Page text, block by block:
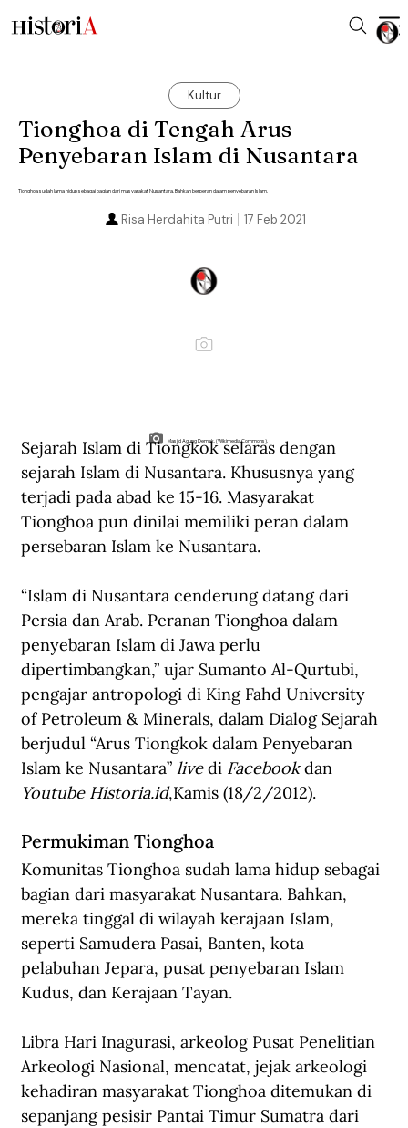
Kultur
Tionghoa di Tengah Arus
Penyebaran Islam di Nusantara
Tionghoa sudah lama hidup sebagai bagian dari masyarakat Nusantara. Bahkan berperan dalam penyebaran Islam.
17 Feb 2021
Risa Herdahita Putri
Masjid Agung Demak. (Wikimedia Commons).
Sejarah Islam di Tiongkok selaras dengan
sejarah Islam di Nusantara. Khususnya yang
terjadi pada abad ke 15-16. Masyarakat
Tionghoa pun dinilai memiliki peran dalam
persebaran Islam ke Nusantara.
“Islam di Nusantara cenderung datang dari
Persia dan Arab. Peranan Tionghoa dalam
penyebaran Islam di Jawa perlu
dipertimbangkan,” ujar Sumanto Al-Qurtubi,
pengajar antropologi di King Fahd University
of Petroleum & Minerals, dalam Dialog Sejarah
berjudul “Arus Tiongkok dalam Penyebaran
Islam ke Nusantara” live di Facebook dan
Youtube Historia.id,Kamis (18/2/2012).
Permukiman Tionghoa
Komunitas Tionghoa sudah lama hidup sebagai
bagian dari masyarakat Nusantara. Bahkan,
mereka tinggal di wilayah kerajaan Islam,
seperti Samudera Pasai, Banten, kota
pelabuhan Jepara, pusat penyebaran Islam
Kudus, dan Kerajaan Tayan.
Libra Hari Inagurasi, arkeolog Pusat Penelitian
Arkeologi Nasional, mencatat, jejak arkeologi
kehadiran masyarakat Tionghoa ditemukan di
sepanjang pesisir Pantai Timur Sumatra dari